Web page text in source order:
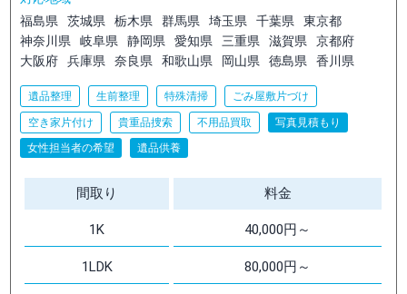
福島県
茨城県 栃木県 群馬県 埼玉県 千葉県
東京都
神奈川県
岐阜県 静岡県 愛知県 三重県 滋賀県
京都府
大阪府
兵庫県 奈良県 和歌山県 岡山県 徳島県 香川県
遺品整理 生前整理 特殊清掃 ごみ屋敷片づけ
空き家片付け 貴重品捜索 不用品買取
写真見積もり
女性担当者の希望
遺品供養
間取り 料金
1K 40,000円～
1LDK 80,000円～